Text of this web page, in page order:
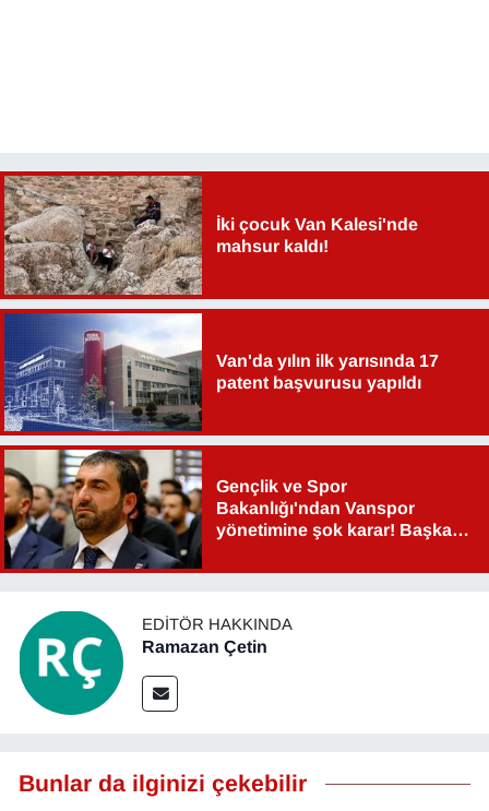
İki çocuk Van Kalesi'nde
mahsur kaldı!
Van'da yılın ilk yarısında 17
patent başvurusu yapıldı
Gençlik ve Spor
Bakanlığı'ndan Vanspor
yönetimine şok karar! Başkan
EDITÖR HAKKINDA
Ramazan Çetin
Bunlar da ilginizi çekebilir